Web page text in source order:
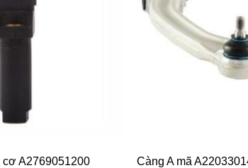
cơ A2769051200
Càng A mã